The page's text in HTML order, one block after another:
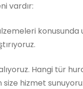
vardır:
konusunda
Hangi tür
hizmet